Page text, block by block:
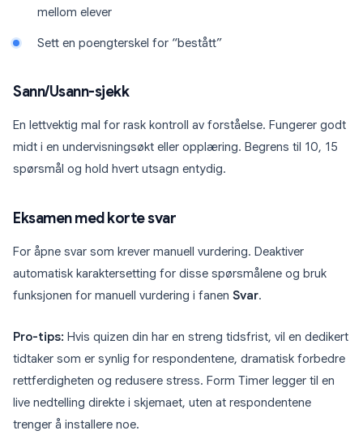
mellom elever
Sett en poengterskel for “bestått”
Sann/Usann-sjekk
En lettvektig mal for rask kontroll av forståelse. Fungerer godt
midt i en undervisningsøkt eller opplæring. Begrens til 10, 15
spørsmål og hold hvert utsagn entydig.
Eksamen med korte svar
For åpne svar som krever manuell vurdering. Deaktiver
automatisk karaktersetting for disse spørsmålene og bruk
funksjonen for manuell vurdering i fanen Svar.
Pro-tips: Hvis quizen din har en streng tidsfrist, vil en dedikert
tidtaker som er synlig for respondentene, dramatisk forbedre
rettferdigheten og redusere stress. Form Timer legger til en
live nedtelling direkte i skjemaet, uten at respondentene
trenger å installere noe.